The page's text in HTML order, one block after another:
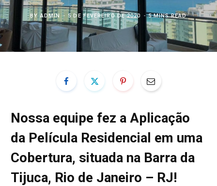
BY ADMIN 5 DE FEVEREIRO DE 2020 5 MINS READ
Nossa equipe fez a Aplicação
da Película Residencial em uma
Cobertura, situada na Barra da
Tijuca, Rio de Janeiro – RJ!